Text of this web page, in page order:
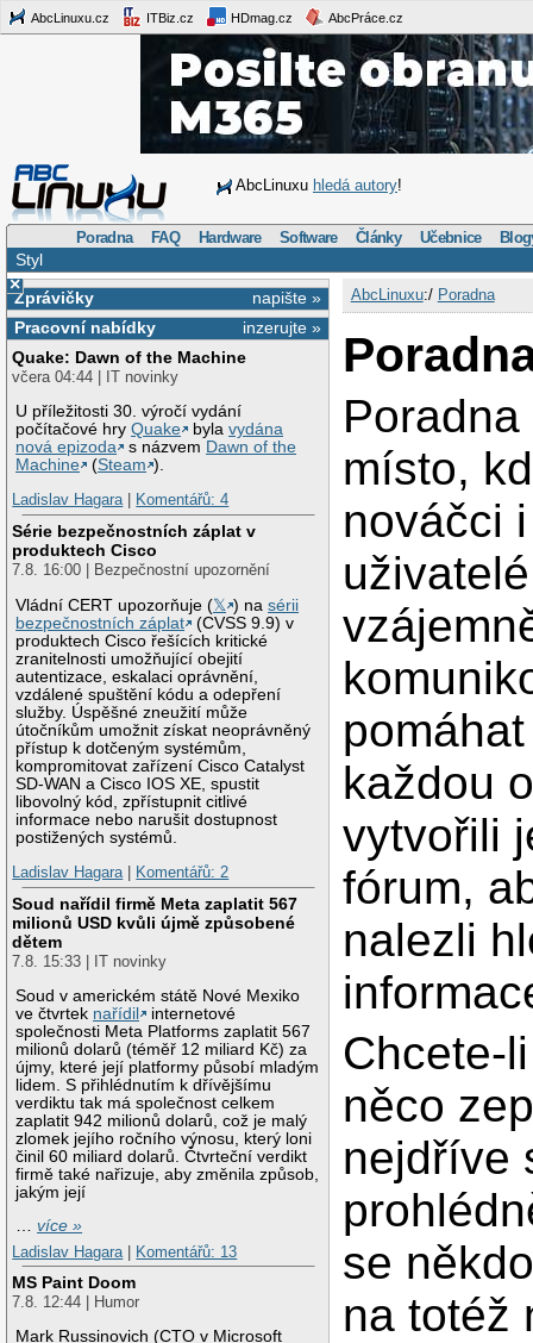
AbcLinuxu.cz ITBiz.cz HDmag.cz AbcPráce.cz
AbcLinuxu hledá autory!
Poradna FAQ Hardware Software Články Učebnice
Styl
×
napište »
Zprávičky
inzerujte »
Pracovní nabídky
Quake: Dawn of the Machine
včera 04:44 | IT novinky
U příležitosti 30. výročí vydání
počítačové hryQuake bylavydána
nová epizoda
s názvem Dawn of the
Machine
(Steam ).
Ladislav Hagara| Komentářů: 4
Série bezpečnostních záplat v
produktech Cisco
7.8. 16:00 | Bezpečnostní upozornění
Vládní CERT upozorňuje (𝕏 ) nasérii
bezpečnostních záplat
(CVSS 9.9) v
produktech Cisco řešících kritické
zranitelnosti umožňující obejití
autentizace, eskalaci oprávnění,
vzdálené spuštění kódu a odepření
služby. Úspěšné zneužití může
útočníkům umožnit získat neoprávněný
přístup k dotčeným systémům,
kompromitovat zařízení Cisco Catalyst
SD-WAN a Cisco IOS XE, spustit
libovolný kód, zpřístupnit citlivé
informace nebo narušit dostupnost
postižených systémů.
Ladislav Hagara| Komentářů: 2
Soud nařídil firmě Meta zaplatit 567
milionů USD kvůli újmě způsobené
dětem
7.8. 15:33 | IT novinky
Soud v americkém státě Nové Mexiko
ve čtvrtek nařídil
internetové
společnosti Meta Platforms zaplatit 567
milionů dolarů (téměř 12 miliard Kč) za
újmy, které její platformy působí mladým
lidem. S přihlédnutím k dřívějšímu
verdiktu tak má společnost celkem
zaplatit 942 milionů dolarů, což je malý
zlomek jejího ročního výnosu, který loni
činil 60 miliard dolarů. Čtvrteční verdikt
firmě také nařizuje, aby změnila způsob,
jakým její
…více »
Ladislav Hagara
Komentářů: 13
MS Paint Doom
7.8. 12:44 | Humor
Mark Russinovich (CTO v Microsoft
AbcLinuxu:/ Poradna
místo,
nováčci
každou
vytvořili
fórum,
nalezli
Chcete-
něco
nejdříve
se
na totéž